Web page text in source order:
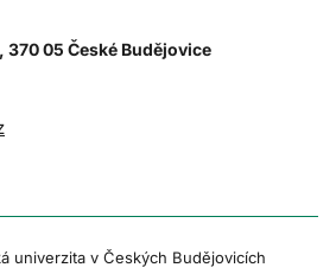
370 05 České Budějovice
univerzita v Českých Budějovicích